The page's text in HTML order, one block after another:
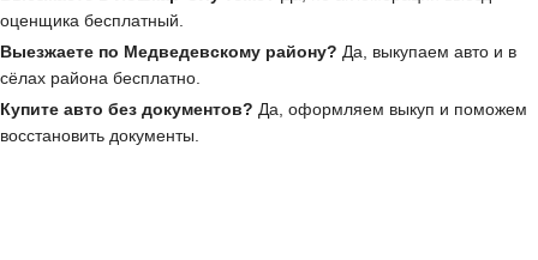
оценщика бесплатный.
Выезжаете по Медведевскому району? Да, выкупаем авто и в
сёлах района бесплатно.
Купите авто без документов? Да, оформляем выкуп и поможем
восстановить документы.